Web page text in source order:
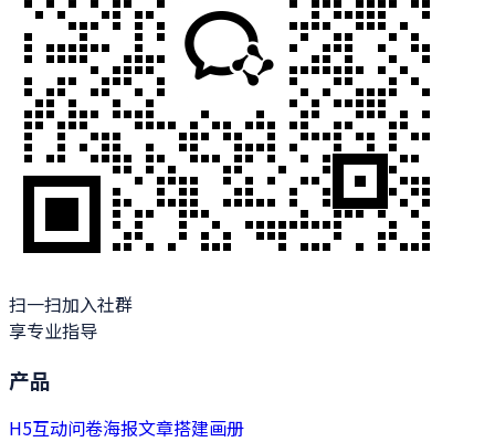
扫一扫加入社群
享专业指导
产品
H5互动问卷海报文章搭建画册